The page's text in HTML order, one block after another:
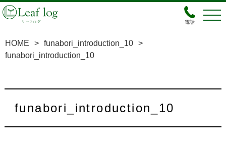
電話
HOME > funabori_introduction_10 >
funabori_introduction_10
funabori_introduction_10